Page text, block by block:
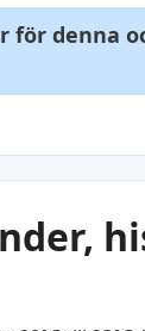
denna